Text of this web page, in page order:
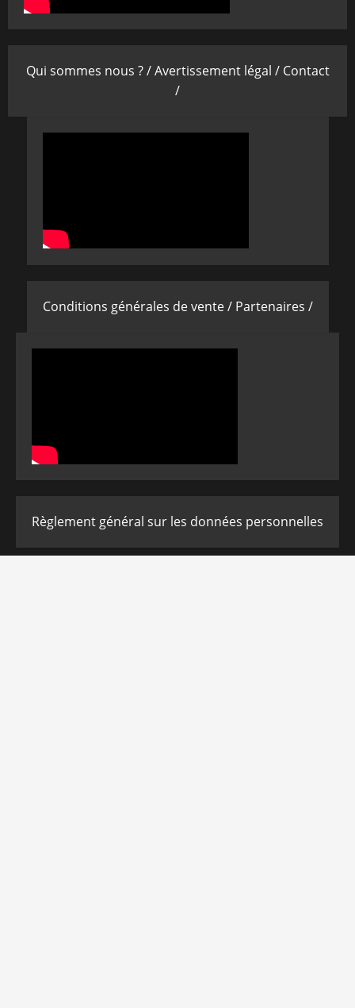
Qui sommes nous ? /Avertissement légal / Contact
/
Conditions générales de vente / Partenaires /
Règlement général sur les données personnelles